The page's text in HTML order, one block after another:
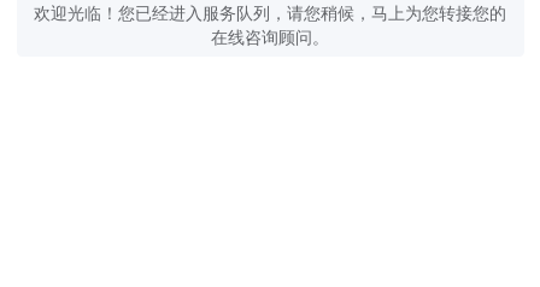
欢迎光临！您已经进入服务队列，请您稍候，马上为您转接您的
在线咨询顾问。